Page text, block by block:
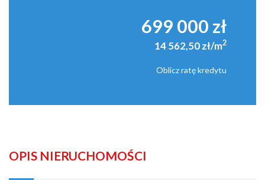
699 000 zł
14 562,50 zł/m2
Oblicz ratę kredytu
OPIS NIERUCHOMOŚCI